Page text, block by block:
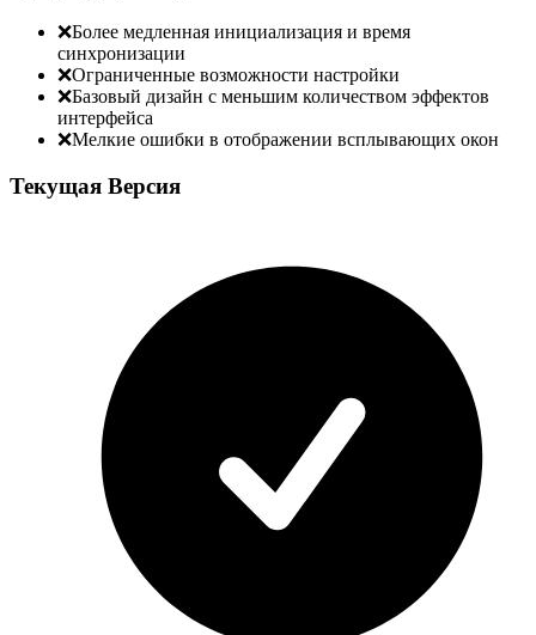
❌Более медленная инициализация и время
синхронизации
❌Ограниченные возможности настройки
❌Базовый дизайн с меньшим количеством эффектов
интерфейса
❌Мелкие ошибки в отображении всплывающих окон
Текущая Версия